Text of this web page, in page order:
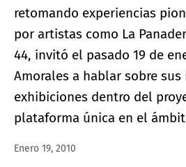
retomando experiencias
por artistas como La
44, invitó el pasado 19 de
Amorales a hablar sobre sus
exhibiciones dentro del
plataforma única en el
Enero 19, 2010